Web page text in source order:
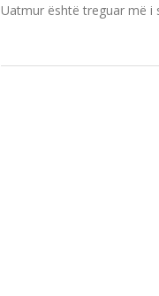
Uatmur është treguar më i